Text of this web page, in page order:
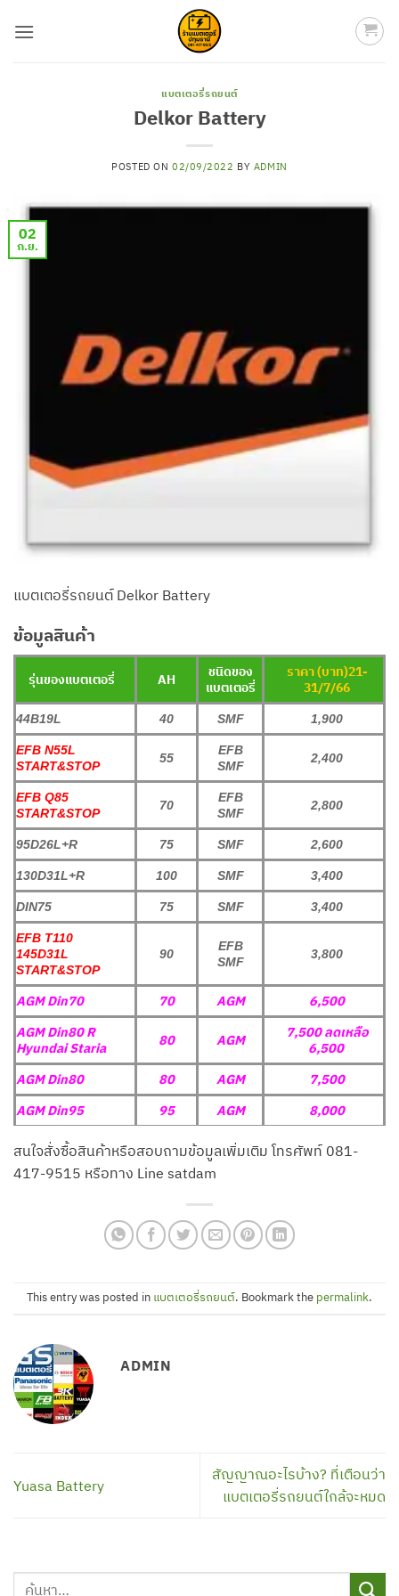
แบตเตอรี่รถยนต์
Delkor Battery
POSTED ON 02/09/2022 BY ADMIN
02
ก.ย.
แบตเตอรี่รถยนต์ Delkor Battery
ข้อมูลสินค้า
รุ่นของแบตเตอรี่ AH
ชนิดของ
แบตเตอรี่
ราคา (บาท)21-
31/7/66
44B19L 40 SMF 1,900
EFB N55L
START&STOP
55
EFB
SMF
2,400
EFB Q85
START&STOP
70
EFB
SMF
2,800
95D26L+R 75 SMF 2,600
130D31L+R 100 SMF 3,400
DIN75 75 SMF 3,400
EFB T110
145D31L
START&STOP
90
EFB
SMF
3,800
AGM Din70 70 AGM
6,500
AGM Din80 R
Hyundai Staria
80 AGM
7,500 ลดเหลือ
6,500
AGM Din80
80 AGM
7,500
AGM Din95
95 AGM 8,000
สนใจสั่งซื้อสินค้าหรือสอบถามข้อมูลเพิ่มเติม โทรศัพท์ 081-
417-9515 หรือทาง Line satdam
This entry was posted in แบตเตอรี่รถยนต์. Bookmark the permalink.
ADMIN
Yuasa Battery
สัญญาณอะไรบ้าง? ที่เตือนว่า
แบตเตอรี่รถยนต์ใกล้จะหมด